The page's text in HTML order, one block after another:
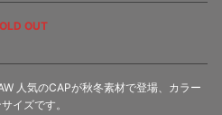
OUT
人気のCAPが秋冬素材で登場、カラー
イズです。